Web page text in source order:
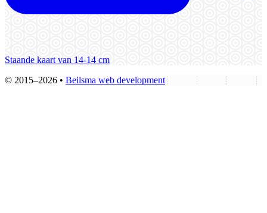
Staande kaart van 14-14 cm
© 2015–2026 • Beilsma web development